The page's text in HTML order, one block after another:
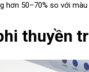
hơn 50–70% so với
thuyền